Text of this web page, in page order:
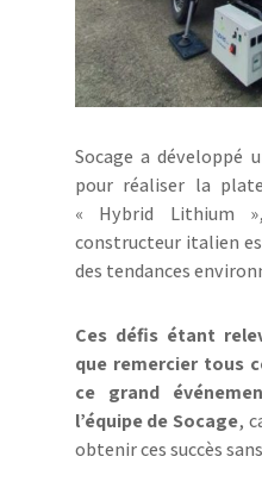
Socage a développé
pour réaliser la
« Hybrid Lithium
constructeur italien
des tendances
Ces défis étant
que remercier tous
ce grand
l’équipe de Socage,
obtenir ces succès